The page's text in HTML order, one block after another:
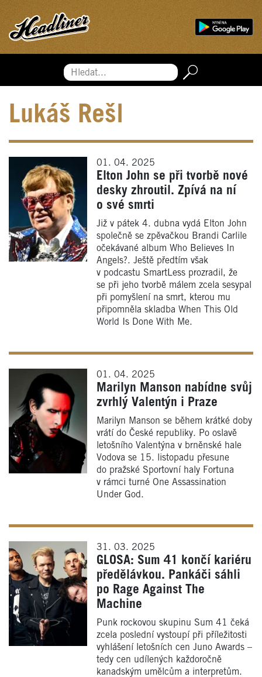
Hledat...
Lukáš Rešl
01. 04. 2025
Elton John se při tvorbě nové
desky zhroutil. Zpívá na ní
o své smrti
Již v pátek 4. dubna vydá Elton John
společně se zpěvačkou Brandi Carlile
očekávané album Who Believes In
Angels?. Ještě předtím však
v podcastu SmartLess prozradil, že
se při jeho tvorbě málem zcela sesypal
při pomyšlení na smrt, kterou mu
připomněla skladba When This Old
World Is Done With Me.
01. 04. 2025
Marilyn Manson nabídne svůj
zvrhlý Valentýn i Praze
Marilyn Manson se během krátké doby
vrátí do České republiky. Po oslavě
letošního Valentýna v brněnské hale
Vodova se 15. listopadu přesune
do pražské Sportovní haly Fortuna
v rámci turné One Assassination
Under God.
31. 03. 2025
GLOSA: Sum 41 končí kariéru
předělávkou. Pankáči sáhli
po Rage Against The
Machine
Punk rockovou skupinu Sum 41 čeká
zcela poslední vystoupí při příležitosti
vyhlášení letošních cen Juno Awards –
tedy cen udílených každoročně
kanadským umělcům a interpretům.